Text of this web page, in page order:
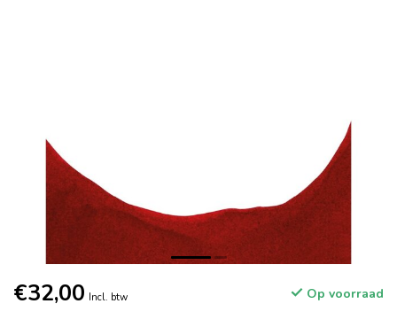
€32,00 Incl. btw Op voorraad